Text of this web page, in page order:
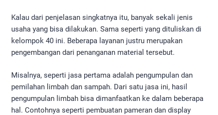
Kalau dari penjelasan singkatnya itu, banyak sekali jenis
usaha yang bisa dilakukan. Sama seperti yang dituliskan di
kelompok 40 ini. Beberapa layanan justru merupakan
pengembangan dari penanganan material tersebut.
Misalnya, seperti jasa pertama adalah pengumpulan dan
pemilahan limbah dan sampah. Dari satu jasa ini, hasil
pengumpulan limbah bisa dimanfaatkan ke dalam beberapa
hal. Contohnya seperti pembuatan pameran dan display